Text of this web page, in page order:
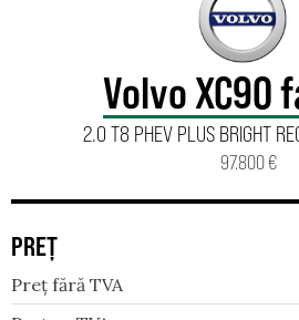
Volvo XC90
2.0 T8 PHEV PLUS BRIGHT
97.800 €
PREȚ
Preț fără TVA